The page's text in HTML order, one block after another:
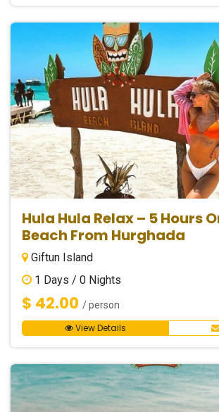
Hula Hula Relax – 5 Hours
Beach From Hurghada
Giftun Island
1 Days / 0 Nights
$ 42.00 / person
View Details